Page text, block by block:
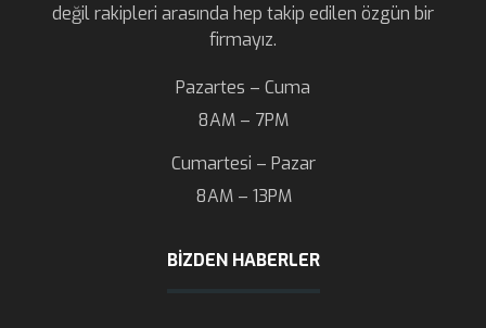
değil rakipleri arasında hep takip edilen özgün bir
firmayız.
Pazartes – Cuma
8AM – 7PM
Cumartesi – Pazar
8AM – 13PM
BIZDEN HABERLER